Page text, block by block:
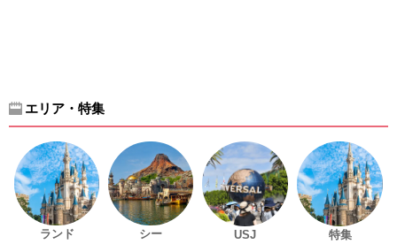
エリア・特集
ランド シー USJ 特集